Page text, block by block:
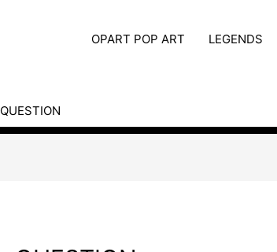
OPART POP ART LEGENDS
QUESTION